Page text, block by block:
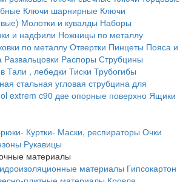
Ключи шарнирные Ключи
Молотки и кувалды Наборы
и надфили Ножницы по металлу
по металлу Отвертки Пинцеты Пояса и
Развальцовки Распоры Струбцины
Тали , лебедки Тиски Трубогибы
стальная угловая струбцина для
extrem c90 две опорные поверхно Ящики
Куртки- Маски, респираторы Очки
Рукавицы
материалы
материалы Гипсокартон